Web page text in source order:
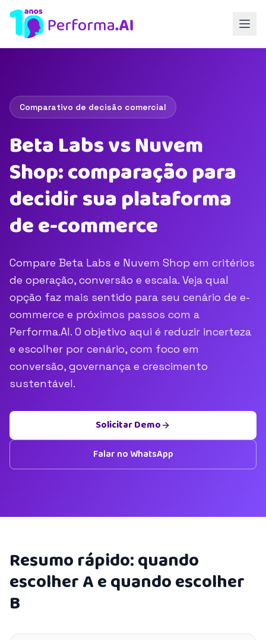
Comparativo de decisão comercial
Beta Labs vs Nuvem
Shop: comparação para
decidir sua plataforma
de e-commerce
Compare Beta Labs e Nuvem Shop em critérios
de operação, conversão e escala. Veja qual
opção faz mais sentido para seu cenário de e-
commerce e próximos passos com a
Performa.AI. O objetivo aqui é reduzir incerteza
e escolher por cenário, com foco em
conversão, governança e crescimento
sustentável.
Solicitar Demo
Falar no WhatsApp
Resumo rápido: quando
escolher A e quando escolher
B